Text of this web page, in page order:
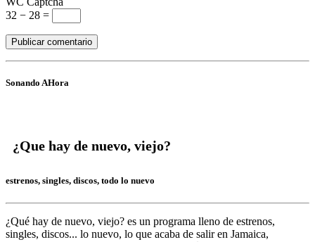
32 − 28 =
Sonando AHora
¿Que hay de nuevo, viejo?
estrenos, singles, discos, todo lo nuevo
¿Qué hay de nuevo, viejo? es un programa lleno de estrenos,
singles, discos... lo nuevo, lo que acaba de salir en Jamaica,